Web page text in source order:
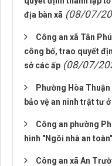
địa bàn xã (08/07/
Công an xã Tân
công bố, trao quyết
sở các ấp (08/07/
Phường Hòa
bảo vệ an ninh trật tư
Công an phường
hình "Ngôi nhà an toàn"
Công an xã An